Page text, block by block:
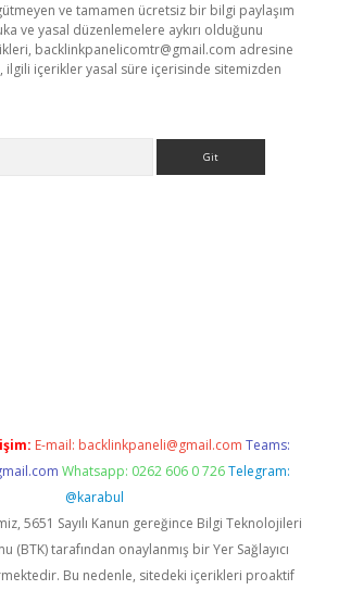
ve tamamen ücretsiz bir bilgi paylaşım
ve yasal düzenlemelere aykırı olduğunu
backlinkpanelicomtr@gmail.com adresine
içerikler yasal süre içerisinde sitemizden
E-mail: backlinkpaneli@gmail.com Teams:
Whatsapp: 0262 606 0 726 Telegram:
@karabul
5651 Sayılı Kanun gereğince Bilgi Teknolojileri
(BTK) tarafından onaylanmış bir Yer Sağlayıcı
Bu nedenle, sitedeki içerikleri proaktif